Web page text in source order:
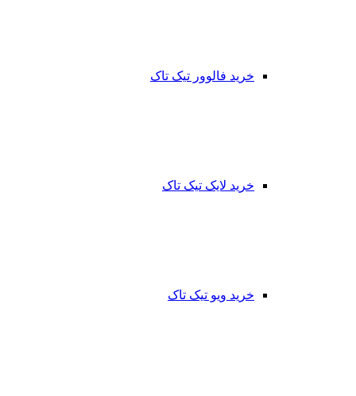
خرید فالوور تیک تاک
خرید لایک تیک تاک
خرید ویو تیک تاک